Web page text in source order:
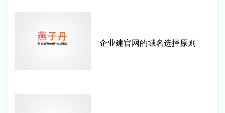
企业建官网的域名选择原则